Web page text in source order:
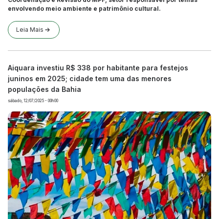
envolvendo meio ambiente e patrimônio cultural.
Leia Mais
Aiquara investiu R$ 338 por habitante para festejos
juninos em 2025; cidade tem uma das menores
populações da Bahia
sábado, 12/07/2025 - 00h00